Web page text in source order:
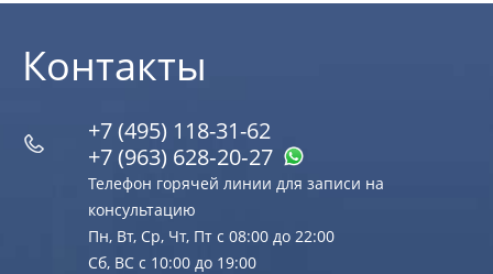
Контакты
+7 (495) 118-31-62
+7 (963) 628‑20‑27
Телефон горячей линии для записи на
консультацию
Пн, Вт, Ср, Чт, Пт с 08:00 до 22:00
Сб, ВС с 10:00 до 19:00